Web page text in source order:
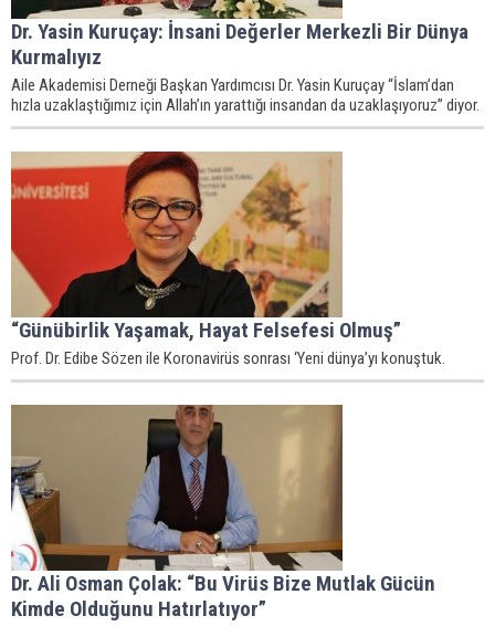
Dr. Yasin Kuruçay: İnsani Değerler Merkezli Bir Dünya
Kurmalıyız
Aile Akademisi Derneği Başkan Yardımcısı Dr. Yasin Kuruçay “İslam’dan
hızla uzaklaştığımız için Allah’ın yarattığı insandan da uzaklaşıyoruz” diyor.
“Günübirlik Yaşamak, Hayat Felsefesi Olmuş”
Prof. Dr. Edibe Sözen ile Koronavirüs sonrası ‘Yeni dünya’yı konuştuk.
Dr. Ali Osman Çolak: “Bu Virüs Bize Mutlak Gücün
Kimde Olduğunu Hatırlatıyor”